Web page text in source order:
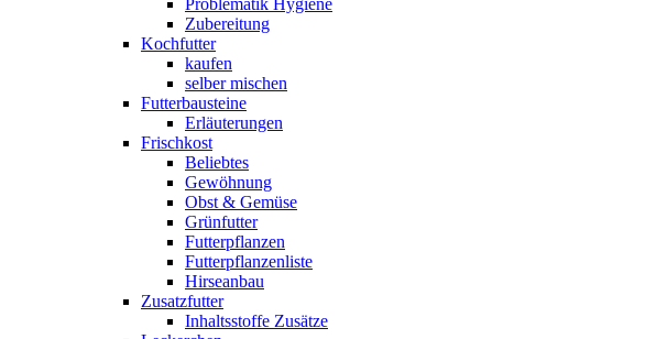
Problematik Hygiene
Zubereitung
Kochfutter
kaufen
selber mischen
Futterbausteine
Erläuterungen
Frischkost
Beliebtes
Gewöhnung
Obst & Gemüse
Grünfutter
Futterpflanzen
Futterpflanzenliste
Hirseanbau
Zusatzfutter
Inhaltsstoffe Zusätze